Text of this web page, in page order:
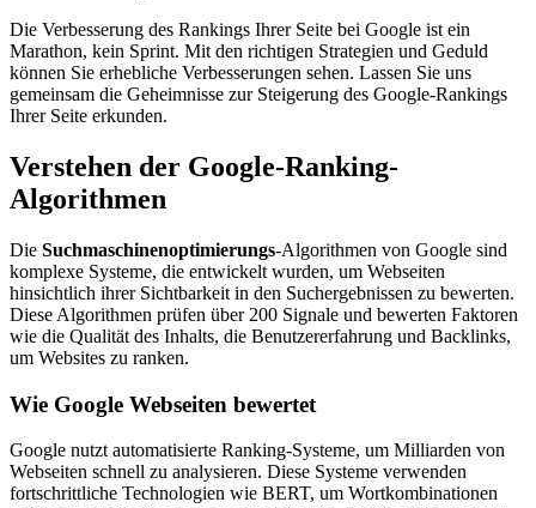
Die Verbesserung des Rankings Ihrer Seite bei Google ist ein
Marathon, kein Sprint. Mit den richtigen Strategien und Geduld
können Sie erhebliche Verbesserungen sehen. Lassen Sie uns
gemeinsam die Geheimnisse zur Steigerung des Google-Rankings
Ihrer Seite erkunden.
Verstehen der Google-Ranking-
Algorithmen
Die Suchmaschinenoptimierungs-Algorithmen von Google sind
komplexe Systeme, die entwickelt wurden, um Webseiten
hinsichtlich ihrer Sichtbarkeit in den Suchergebnissen zu bewerten.
Diese Algorithmen prüfen über 200 Signale und bewerten Faktoren
wie die Qualität des Inhalts, die Benutzererfahrung und Backlinks,
um Websites zu ranken.
Wie Google Webseiten bewertet
Google nutzt automatisierte Ranking-Systeme, um Milliarden von
Webseiten schnell zu analysieren. Diese Systeme verwenden
fortschrittliche Technologien wie BERT, um Wortkombinationen